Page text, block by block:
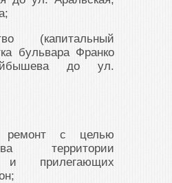
(капитальный
бульвара Франко
до ул.
ремонт с целью
территории
и прилегающих